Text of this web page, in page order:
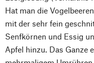
Hat man die
mit der sehr fein
Senfkörnen und Essig
Apfel hinzu. Das Ganze